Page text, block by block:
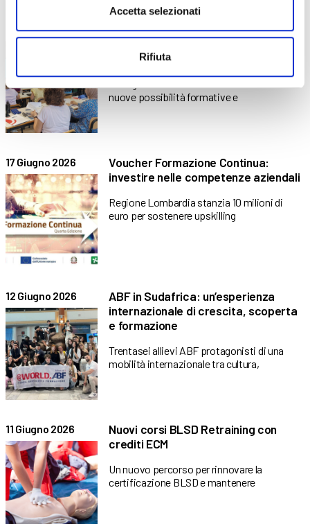
Accetta selezionati
Rifiuta
3 Luglio 2026
Corsi gratuiti ASA e OSS: il bilancio
del progetto sul territorio
bergamasco
nuove possibilità formative e
17 Giugno 2026
Voucher Formazione Continua:
investire nelle competenze aziendali
Regione Lombardia stanzia 10 milioni di
euro per sostenere upskilling
12 Giugno 2026
ABF in Sudafrica: un’esperienza
internazionale di crescita, scoperta
e formazione
Trentasei allievi ABF protagonisti di una
mobilità internazionale tra cultura,
11 Giugno 2026
Nuovi corsi BLSD Retraining con
crediti ECM
Un nuovo percorso per rinnovare la
certificazione BLSD e mantenere